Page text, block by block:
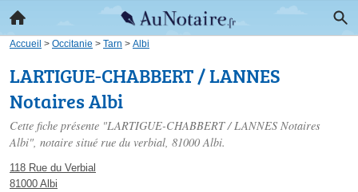
Accueil > Occitanie > Tarn > Albi
LARTIGUE-CHABBERT / LANNES
Notaires Albi
Cette fiche présente "LARTIGUE-CHABBERT / LANNES Notaires
Albi", notaire situé rue du verbial, 81000 Albi.
118 Rue du Verbial
81000 Albi